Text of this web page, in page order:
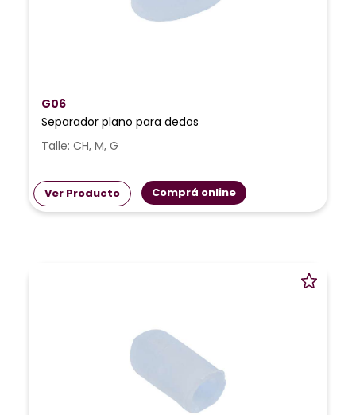
G06
Separador plano para dedos
Talle: CH, M, G
Ver Producto Comprá online